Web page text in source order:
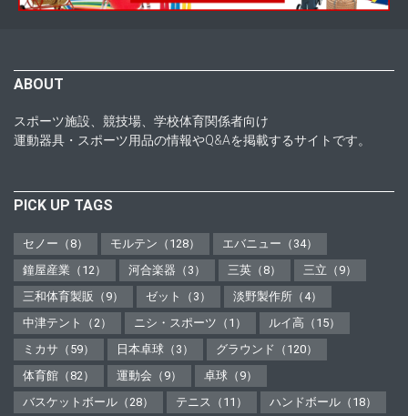
ABOUT
スポーツ施設、競技場、学校体育関係者向け
運動器具・スポーツ用品の情報やQ&Aを掲載するサイトです。
PICK UP TAGS
セノー（8） モルテン（128）
エバニュー（34）
鐘屋産業（12）
河合楽器（3） 三英（8）
三立（9）
三和体育製販（9）
ゼット（3）
淡野製作所（4）
中津テント（2）
ニシ・スポーツ（1）
ルイ高（15）
ミカサ（59）
日本卓球（3）
グラウンド（120）
体育館（82）
運動会（9）
卓球（9）
バスケットボール（28）
テニス（11）
ハンドボール（18）